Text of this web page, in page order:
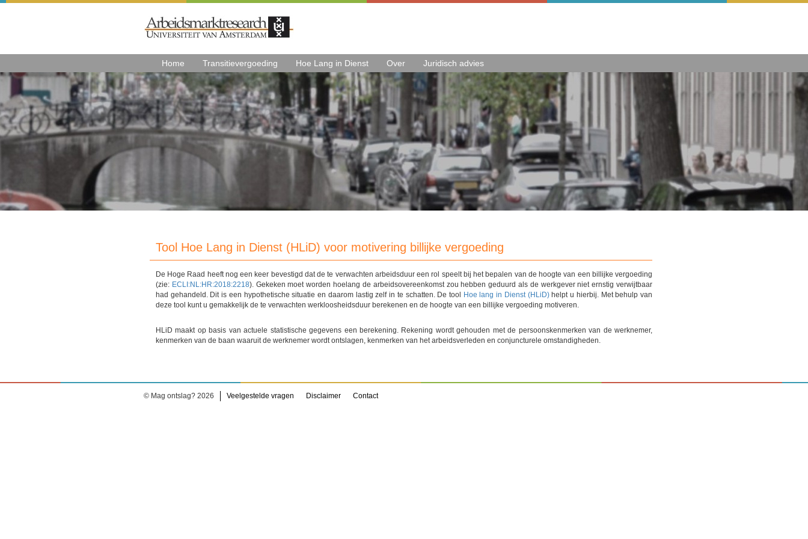
Home Transitievergoeding Hoe Lang in Dienst Over Juridisch advies
Tool Hoe Lang in Dienst (HLiD) voor motivering billijke vergoeding
De Hoge Raad heeft nog een keer bevestigd dat de te verwachten arbeidsduur een rol speelt bij het bepalen van de hoogte van een billijke vergoeding
(zie: ECLI:NL:HR:2018:2218). Gekeken moet worden hoelang de arbeidsovereenkomst zou hebben geduurd als de werkgever niet ernstig verwijtbaar
had gehandeld. Dit is een hypothetische situatie en daarom lastig zelf in te schatten. De tool
Hoe lang in Dienst (HLiD)helpt u hierbij. Met behulp van
deze tool kunt u gemakkelijk de te verwachten werkloosheidsduur berekenen en de hoogte van een billijke vergoeding motiveren.
HLiD maakt op basis van actuele statistische gegevens een berekening. Rekening wordt gehouden met de persoonskenmerken van de werknemer,
kenmerken van de baan waaruit de werknemer wordt ontslagen, kenmerken van het arbeidsverleden en conjuncturele omstandigheden.
© Mag ontslag? 2026 Veelgestelde vragen Disclaimer Contact